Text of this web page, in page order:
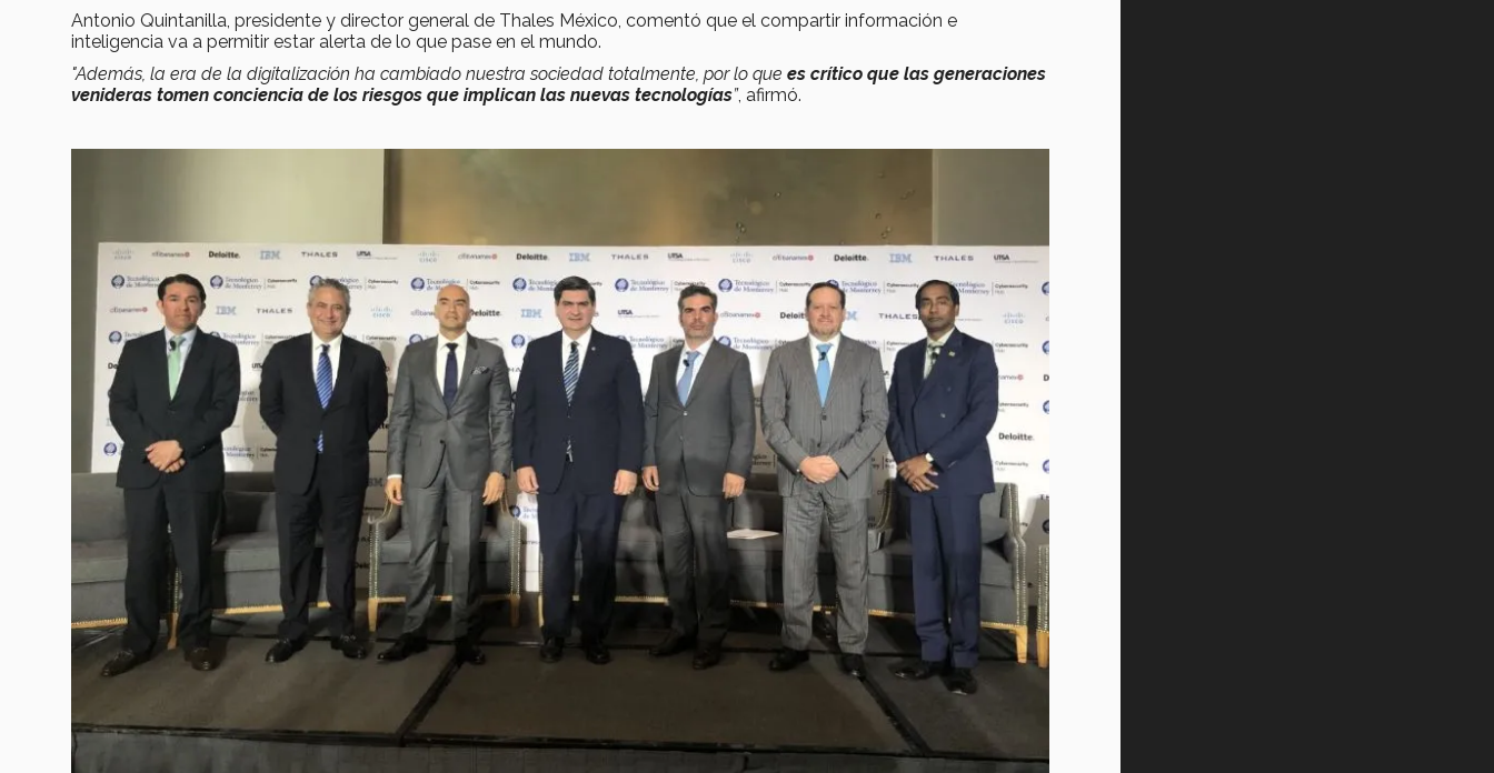
Antonio Quintanilla, presidente y director general de Thales México, comentó que el compartir información e
inteligencia va a permitir estar alerta de lo que pase en el mundo.
"Además, la era de la digitalización ha cambiado nuestra sociedad totalmente, por lo que es crítico que las generaciones
venideras tomen conciencia de los riesgos que implican las nuevas tecnologías”, afirmó.